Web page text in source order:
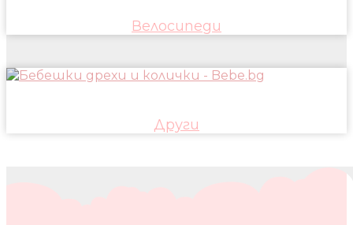
Велосипеди
Други